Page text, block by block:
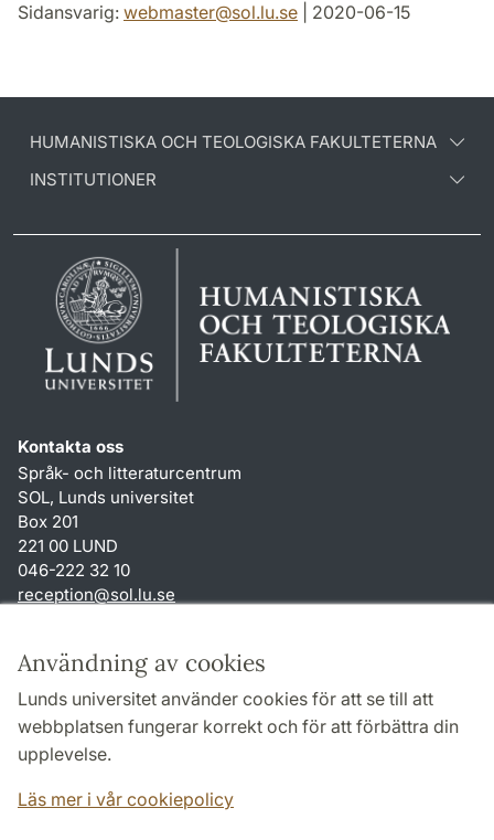
Användning av cookies
Lunds universitet använder cookies för att se till att
webbplatsen fungerar korrekt och för att förbättra din
upplevelse.
Läs mer i vår cookiepolicy
Sidansvarig: webmaster@sol.lu.se | 2020-06-15
HUMANISTISKA OCH TEOLOGISKA FAKULTETERNA
INSTITUTIONER
Kontakta oss
Språk- och litteraturcentrum
SOL, Lunds universitet
Box 201
221 00 LUND
046-222 32 10
reception@sol.lu.se
Genvägar
Om webbplatsen och cookies
Behandling av personuppgifter
Tillgänglighetsredogörelse